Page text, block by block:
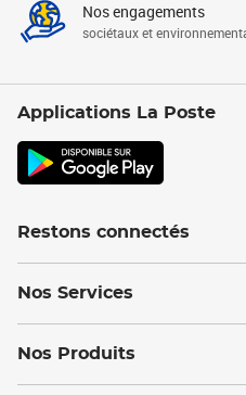
Nos engagements
sociétaux et
Applications La Poste
Restons connectés
Nos Services
Nos Produits